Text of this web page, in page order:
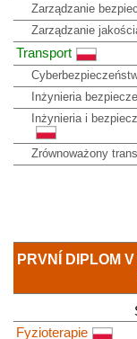
Zarządzanie
Zarządzanie
Transport
Inżynieria
Inżynieria i
Zrównoważony
PRVNÍ DIPLOM
Fyzioterapie